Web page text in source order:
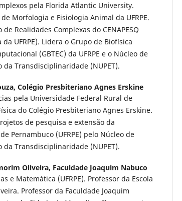
pela Florida Atlantic University.
Morfologia e Fisiologia Animal da UFRPE.
Realidades Complexas do CENAPESQ
UFRPE). Lidera o Grupo de Biofísica
(GBTEC) da UFRPE e o Núcleo de
da Transdisciplinaridade (NUPET).
Colégio Presbiteriano Agnes Erskine
pela Universidade Federal Rural de
do Colégio Presbiteriano Agnes Erskine.
de pes­quisa e extensão da
Pernambuco (UFRPE) pelo Núcleo de
da Transdisciplinaridade (NUPET).
Oliveira, Faculdade Joaquim Nabuco
e Matemática (UFRPE). Professor da Escola
Professor da Faculdade Joaquim